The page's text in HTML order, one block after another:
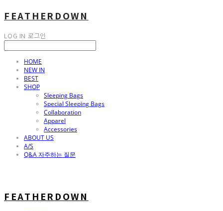
FEATHERDOWN
LOG IN 로그인
HOME
NEW IN
BEST
SHOP
Sleeping Bags
Special Sleeping Bags
Collaboration
Apparel
Accessories
ABOUT US
A/S
Q&A 자주하는 질문
FEATHERDOWN